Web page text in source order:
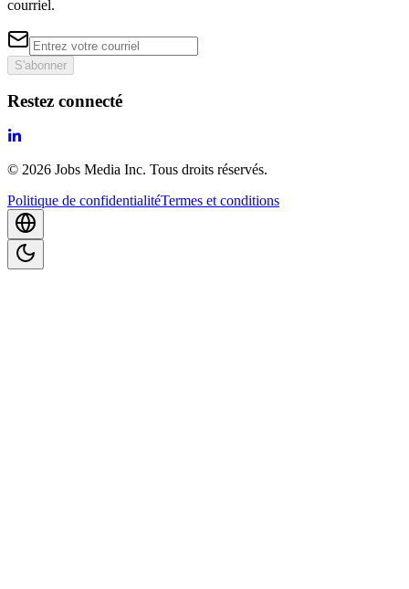
courriel.
S'abonner
Restez connecté
© 2026 Jobs Media Inc. Tous droits réservés.
Politique de confidentialitéTermes et conditions